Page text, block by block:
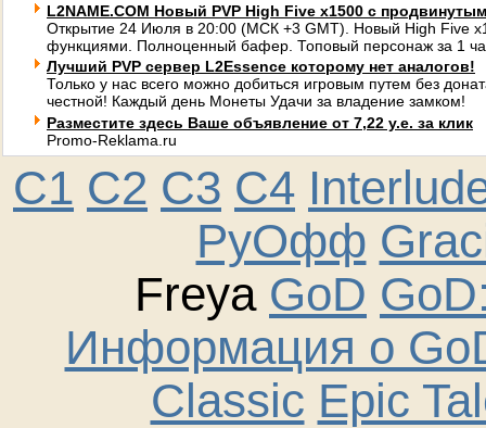
L2NAME.COM Новый PVP High Five x1500 с
Открытие 24 Июля в 20:00 (МСК +3 GMT). Новый High Five
функциями. Полноценный бафер. Топовый персонаж за 1
Лучший PVP сервер L2Essence которому нет аналогов!
Только у нас всего можно добиться игровым путем без
честной! Каждый день Монеты Удачи за владение замком!
Разместите здесь Ваше объявление от 7,22 у.е. за клик
Promo-Reklama.ru
C1 C2 C3 C4
РуОфф
Freya GoD
Информация о
Classic Epic